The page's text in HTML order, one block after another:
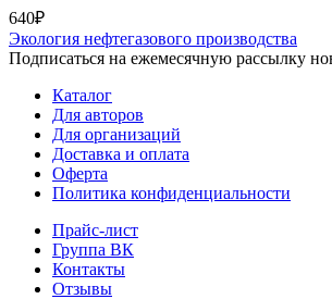
640₽
Экология нефтегазового производства
Подписаться на ежемесячную рассылку
Каталог
Для авторов
Для организаций
Доставка и оплата
Оферта
Политика конфиденциальности
Прайс-лист
Группа ВК
Контакты
Отзывы